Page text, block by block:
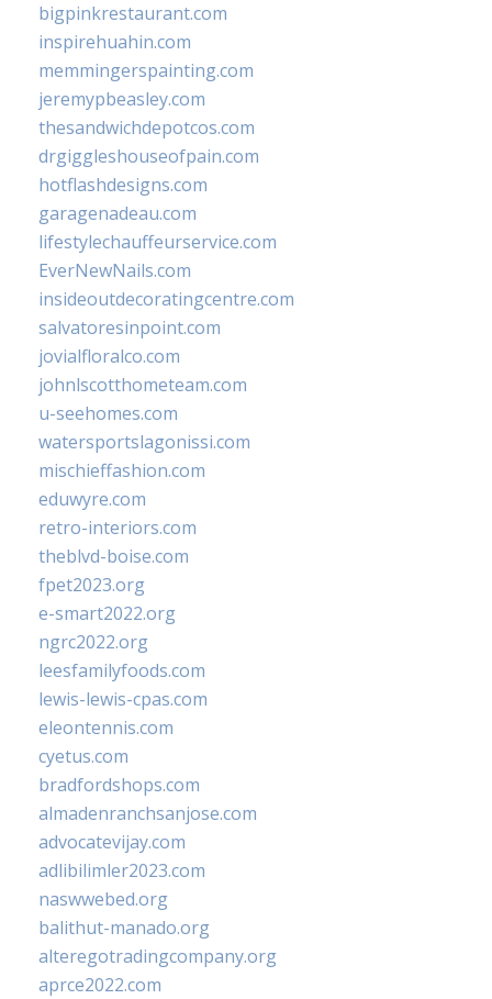
bigpinkrestaurant.com
inspirehuahin.com
memmingerspainting.com
jeremypbeasley.com
thesandwichdepotcos.com
drgiggleshouseofpain.com
hotflashdesigns.com
garagenadeau.com
lifestylechauffeurservice.com
EverNewNails.com
insideoutdecoratingcentre.com
salvatoresinpoint.com
jovialfloralco.com
johnlscotthometeam.com
u-seehomes.com
watersportslagonissi.com
mischieffashion.com
eduwyre.com
retro-interiors.com
theblvd-boise.com
fpet2023.org
e-smart2022.org
ngrc2022.org
leesfamilyfoods.com
lewis-lewis-cpas.com
eleontennis.com
cyetus.com
bradfordshops.com
almadenranchsanjose.com
advocatevijay.com
adlibilimler2023.com
naswwebed.org
balithut-manado.org
alteregotradingcompany.org
aprce2022.com